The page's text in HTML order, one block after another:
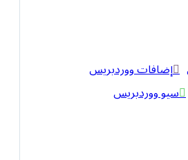
إضافات ووردبريس
سيو ووردبريس